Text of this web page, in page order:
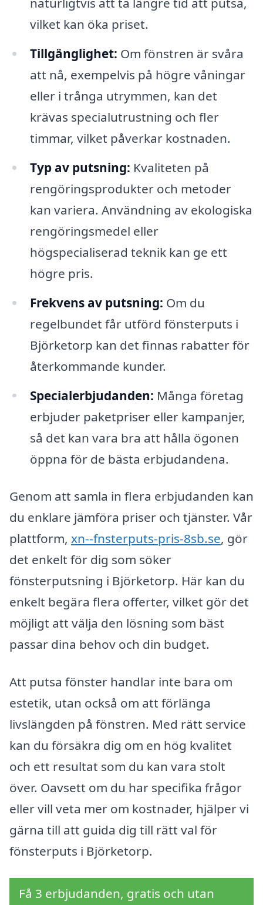
vilket kan öka priset.
Tillgänglighet: Om fönstren är svåra
att nå, exempelvis på högre våningar
eller i trånga utrymmen, kan det
krävas specialutrustning och fler
timmar, vilket påverkar kostnaden.
Typ av putsning: Kvaliteten på
rengöringsprodukter och metoder
kan variera. Användning av ekologiska
rengöringsmedel eller
högspecialiserad teknik kan ge ett
högre pris.
Frekvens av putsning: Om du
regelbundet får utförd fönsterputs i
Björketorp kan det finnas rabatter för
återkommande kunder.
Specialerbjudanden: Många företag
erbjuder paketpriser eller kampanjer,
så det kan vara bra att hålla ögonen
öppna för de bästa erbjudandena.
Genom att samla in flera erbjudanden kan
du enklare jämföra priser och tjänster. Vår
plattform, xn--fnsterputs-pris-8sb.se, gör
det enkelt för dig som söker
fönsterputsning i Björketorp. Här kan du
enkelt begära flera offerter, vilket gör det
möjligt att välja den lösning som bäst
passar dina behov och din budget.
Att putsa fönster handlar inte bara om
estetik, utan också om att förlänga
livslängden på fönstren. Med rätt service
kan du försäkra dig om en hög kvalitet
och ett resultat som du kan vara stolt
över. Oavsett om du har specifika frågor
eller vill veta mer om kostnader, hjälper vi
gärna till att guida dig till rätt val för
fönsterputs i Björketorp.
Få 3 erbjudanden, gratis och utan